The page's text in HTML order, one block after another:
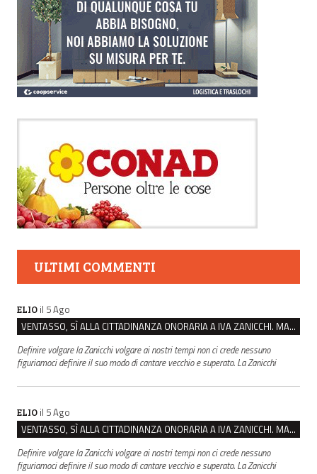
ULTIMI COMMENTI
ELIO il 5 Ago
VENTASSO, SÌ ALLA CITTADINANZA ONORARIA A IVA ZANICCHI. MA BARGIACCHI: “È DI PESSIMO GUSTO”
Definire volgare la Zanicchi volgare ai nostri tempi non ci crede nessuno
figuriamoci definire il suo modo di cantare vecchio e superato. La Zanicchi
ELIO il 5 Ago
VENTASSO, SÌ ALLA CITTADINANZA ONORARIA A IVA ZANICCHI. MA BARGIACCHI: “È DI PESSIMO GUSTO”
Definire volgare la Zanicchi volgare ai nostri tempi non ci crede nessuno
figuriamoci definire il suo modo di cantare vecchio e superato. La Zanicchi